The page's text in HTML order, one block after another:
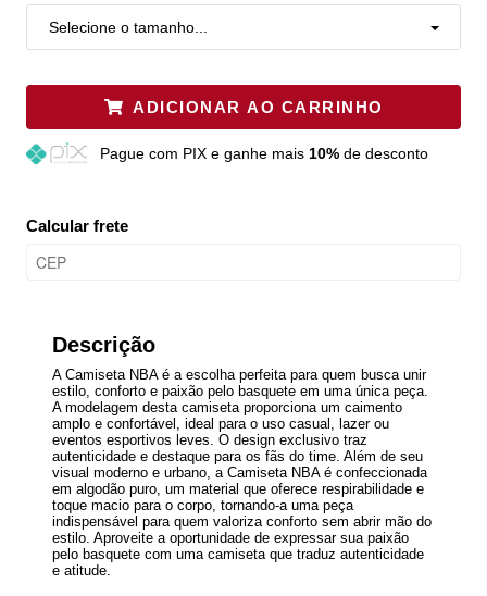
Selecione o tamanho...
ADICIONAR AO CARRINHO
Pague com PIX e ganhe mais 10%de desconto
Calcular frete
Descrição
A Camiseta NBA é a escolha perfeita para quem busca unir
estilo, conforto e paixão pelo basquete em uma única peça.
A modelagem desta camiseta proporciona um caimento
amplo e confortável, ideal para o uso casual, lazer ou
eventos esportivos leves. O design exclusivo traz
autenticidade e destaque para os fãs do time. Além de seu
visual moderno e urbano, a Camiseta NBA é confeccionada
em algodão puro, um material que oferece respirabilidade e
toque macio para o corpo, tornando-a uma peça
indispensável para quem valoriza conforto sem abrir mão do
estilo. Aproveite a oportunidade de expressar sua paixão
pelo basquete com uma camiseta que traduz autenticidade
e atitude.